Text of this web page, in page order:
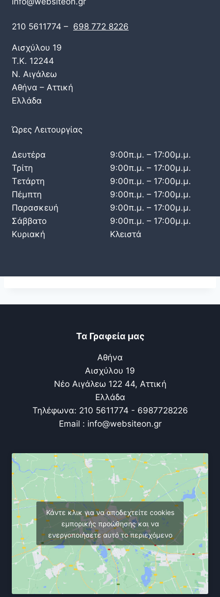
210 5611774 – 698 772 8226
Αισχύλου 19
Τ.Κ. 12244
Ν. Αιγάλεω
Αθήνα – Αττική
Ελλάδα
Ώρες Λειτουργίας
Δευτέρα
Τρίτη
Τετάρτη
Πέμπτη
Παρασκευή
Σάββατο
Κυριακή
9:00π.μ. – 17:00μ.μ.
9:00π.μ. – 17:00μ.μ.
9:00π.μ. – 17:00μ.μ.
9:00π.μ. – 17:00μ.μ.
9:00π.μ. – 17:00μ.μ.
9:00π.μ. – 17:00μ.μ.
Κλειστά
Τα Γραφεία μας
Αθήνα
Αισχύλου 19
Νέο Αιγάλεω 122 44, Αττική
Ελλάδα
Τηλέφωνα: 210 5611774 - 6987728226
Email : info@websiteon.gr
Κάντε κλικ για να αποδεχτείτε cookies
εμπορικής προώθησης και να
ενεργοποιήσετε αυτό το περιεχόμενο